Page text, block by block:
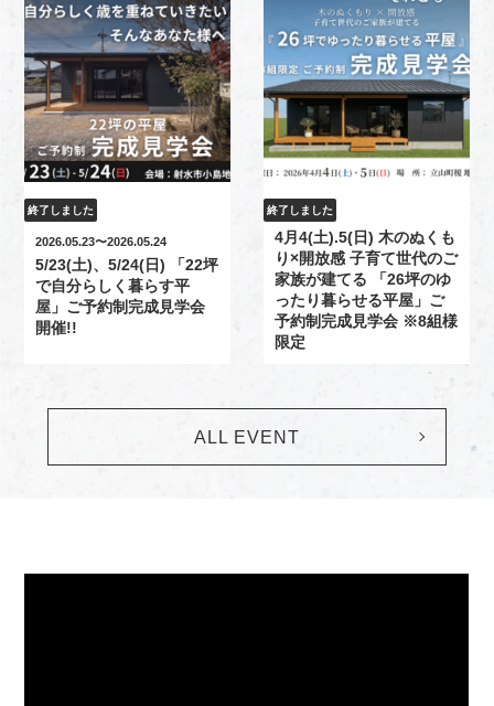
終了しました
2026.05.23〜2026.05.24
5/23(土)、5/24(日) 「22坪
で自分らしく暮らす平
屋」ご予約制完成見学会
開催!!
終了しました
4月4(土).5(日) 木のぬくも
り×開放感 子育て世代のご
家族が建てる 「26坪のゆ
ったり暮らせる平屋」ご
予約制完成見学会 ※8組様
限定
ALL EVENT